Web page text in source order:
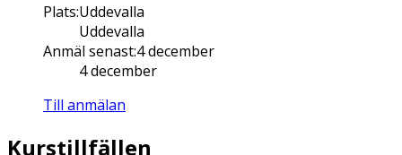
Plats:Uddevalla
Uddevalla
Anmäl senast:4 december
4 december
Till anmälan
Kurstillfällen